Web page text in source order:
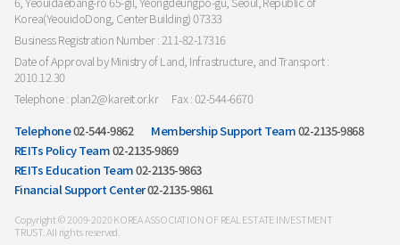
Korea(YeouidoDong, Center Building) 07333
Business Registration Number : 211-82-17316
Date of Approval by Ministry of Land, Infrastructure, and Transport :
2010.12.30
Telephone : plan2@kareit.or.kr
Fax : 02-544-6670
Telephone02-544-9862 Membership Support Team02-2135-9868
REITs Policy Team02-2135-9869
REITs Education Team02-2135-9863
Financial Support Center02-2135-9861
Copyright © 2009-2020 KOREA ASSOCIATION OF REAL ESTATE INVESTMENT
TRUST. All rights reserved.